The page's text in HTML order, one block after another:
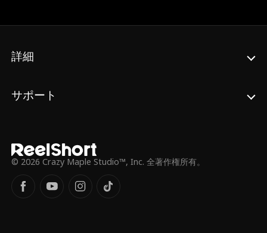
詳細
サポート
© 2026 Crazy Maple Studio™, Inc. 全著作権所有。